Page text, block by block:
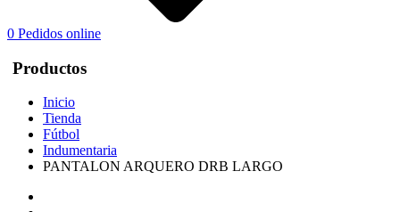
0 Pedidos online
Productos
Inicio
Tienda
Fútbol
Indumentaria
PANTALON ARQUERO DRB LARGO